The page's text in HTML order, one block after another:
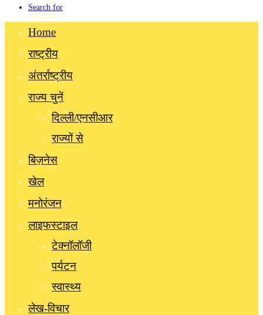
Search for
Home
राष्ट्रीय
अंतर्राष्ट्रीय
राज्य चुनें
दिल्ली/एनसीआर
राज्यों से
बिज़नेस
खेल
मनोरंजन
लाइफस्टाइल
टेक्नॉलॉजी
पर्यटन
स्वास्थ्य
लेख-विचार